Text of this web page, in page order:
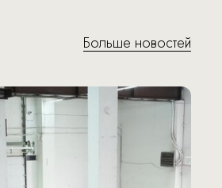
Больше новостей